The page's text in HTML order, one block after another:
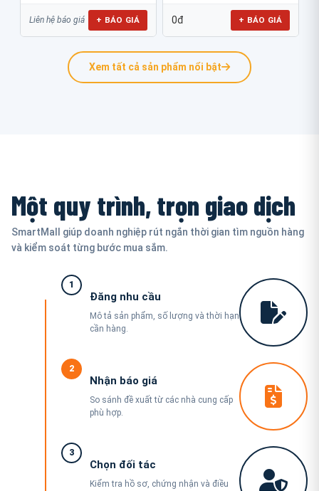
Liên hệ báo giá + BÁO GIÁ 0đ + BÁO GIÁ
Xem tất cả sản phẩm nổi bật
Một quy trình, trọn giao dịch
SmartMall giúp doanh nghiệp rút ngắn thời gian tìm nguồn hàng
và kiểm soát từng bước mua sắm.
1
Đăng nhu cầu
Mô tả sản phẩm, số lượng và thời hạn
cần hàng.
2
Nhận báo giá
So sánh đề xuất từ các nhà cung cấp
phù hợp.
3
Chọn đối tác
Kiểm tra hồ sơ, chứng nhận và điều